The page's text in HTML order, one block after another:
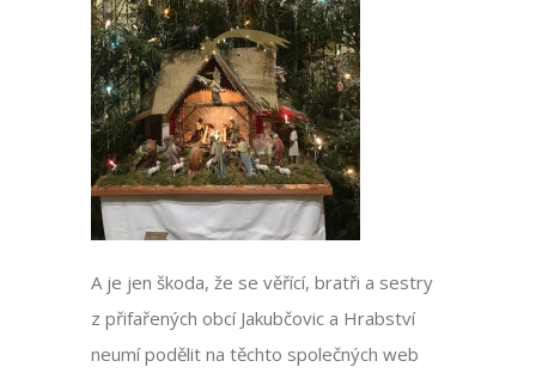
A je jen škoda, že se věřící, bratři a sestry
z přifařených obcí Jakubčovic a Hrabství
neumí podělit na těchto společných web